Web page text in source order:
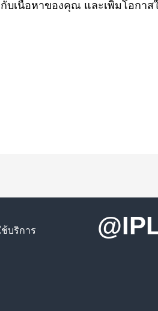
บเนื้อหาของคุณ และเพิ่มโอกาส
บริการ